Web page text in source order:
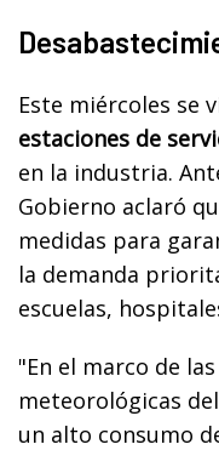
Este miércoles se
estaciones de
en la industria.
Gobierno aclaró
medidas para
la demanda
escuelas,
"En el marco de
meteorológicas
un alto consumo